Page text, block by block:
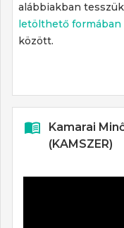
alábbiakban
letölthető formában
között.
Kamarai
(KAMSZER)